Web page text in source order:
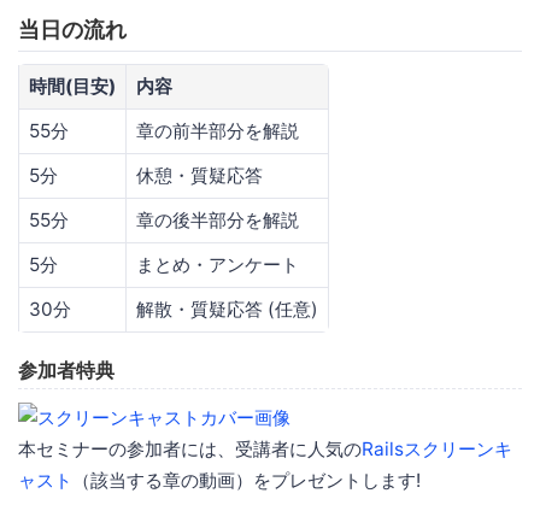
当日の流れ
時間(目安)
内容
55分
章の前半部分を解説
5分
休憩・質疑応答
55分
章の後半部分を解説
5分
まとめ・アンケート
30分
解散・質疑応答 (任意)
参加者特典
本セミナーの参加者には、受講者に人気のRailsスクリーンキ
ャスト
（該当する章の動画）をプレゼントします!